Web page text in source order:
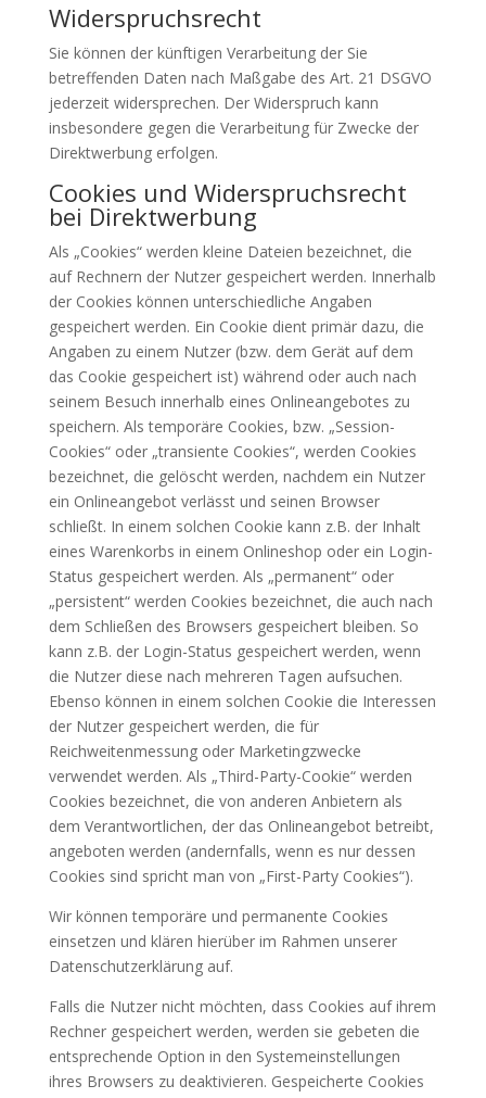
Widerspruchsrecht
Sie können der künftigen Verarbeitung der Sie
betreffenden Daten nach Maßgabe des Art. 21 DSGVO
jederzeit widersprechen. Der Widerspruch kann
insbesondere gegen die Verarbeitung für Zwecke der
Direktwerbung erfolgen.
Cookies und Widerspruchsrecht
bei Direktwerbung
Als „Cookies“ werden kleine Dateien bezeichnet, die
auf Rechnern der Nutzer gespeichert werden. Innerhalb
der Cookies können unterschiedliche Angaben
gespeichert werden. Ein Cookie dient primär dazu, die
Angaben zu einem Nutzer (bzw. dem Gerät auf dem
das Cookie gespeichert ist) während oder auch nach
seinem Besuch innerhalb eines Onlineangebotes zu
speichern. Als temporäre Cookies, bzw. „Session-
Cookies“ oder „transiente Cookies“, werden Cookies
bezeichnet, die gelöscht werden, nachdem ein Nutzer
ein Onlineangebot verlässt und seinen Browser
schließt. In einem solchen Cookie kann z.B. der Inhalt
eines Warenkorbs in einem Onlineshop oder ein Login-
Status gespeichert werden. Als „permanent“ oder
„persistent“ werden Cookies bezeichnet, die auch nach
dem Schließen des Browsers gespeichert bleiben. So
kann z.B. der Login-Status gespeichert werden, wenn
die Nutzer diese nach mehreren Tagen aufsuchen.
Ebenso können in einem solchen Cookie die Interessen
der Nutzer gespeichert werden, die für
Reichweitenmessung oder Marketingzwecke
verwendet werden. Als „Third-Party-Cookie“ werden
Cookies bezeichnet, die von anderen Anbietern als
dem Verantwortlichen, der das Onlineangebot betreibt,
angeboten werden (andernfalls, wenn es nur dessen
Cookies sind spricht man von „First-Party Cookies“).
Wir können temporäre und permanente Cookies
einsetzen und klären hierüber im Rahmen unserer
Datenschutzerklärung auf.
Falls die Nutzer nicht möchten, dass Cookies auf ihrem
Rechner gespeichert werden, werden sie gebeten die
entsprechende Option in den Systemeinstellungen
ihres Browsers zu deaktivieren. Gespeicherte Cookies